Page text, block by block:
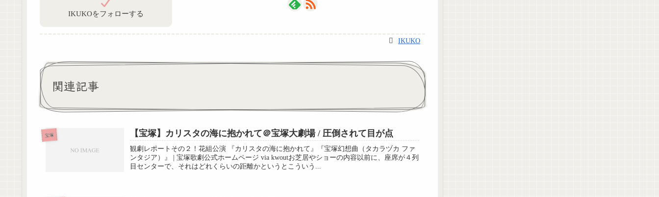
IKUKOをフォローする
IKUKO
関連記事
宝塚 【宝塚】カリスタの海に抱かれて＠宝塚大劇場 / 圧倒されて目が点
観劇レポートその２！花組公演 『カリスタの海に抱かれて』『宝塚幻想曲（タカラヅカ ファ
ンタジア）』 | 宝塚歌劇公式ホームページ via kwoutお芝居やショーの内容以前に、座席が４列
目センターで、それはどれくらいの距離かというとこういう...